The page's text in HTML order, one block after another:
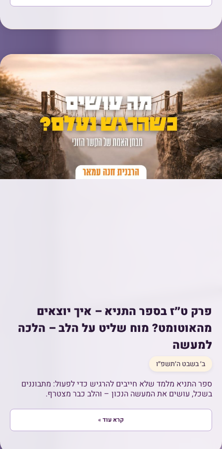
פרק ט״ז בספר התניא – איך יוצאים
מהאוטומט? מוח שליט על הלב – הלכה
למעשה
ב׳ בשבט ה׳תשפ״ו
ספר התניא מלמד שלא חייבים להרגיש כדי לפעול: מתבוננים
בשכל, עושים את המעשה הנכון – והלב כבר מצטרף.
קרא עוד »